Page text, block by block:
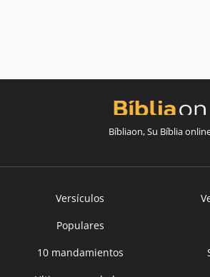
Bíbliaon, Su Bíblia
Versículos
Populares
10 mandamientos